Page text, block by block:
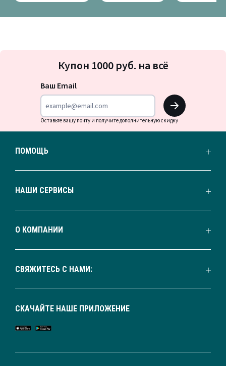
на
Купон 1000 руб. на всё
Ваш Email
OK
Оставьте вашу почту и получите дополнительную скидку
ПОМОЩЬ
НАШИ СЕРВИСЫ
О КОМПАНИИ
СВЯЖИТЕСЬ С НАМИ:
СКАЧАЙТЕ НАШЕ ПРИЛОЖЕНИЕ